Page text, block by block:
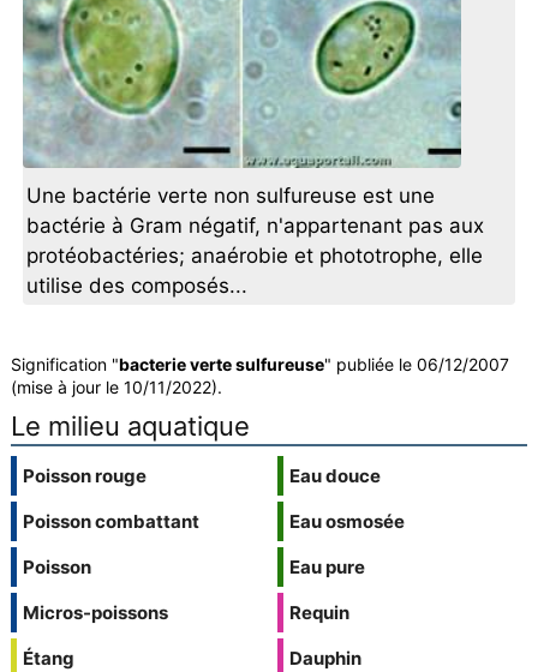
Une bactérie verte non sulfureuse est une
bactérie à Gram négatif, n'appartenant pas aux
protéobactéries; anaérobie et phototrophe, elle
utilise des composés...
Signification "bacterie verte sulfureuse" publiée le 06/12/2007
(mise à jour le 10/11/2022).
Le milieu aquatique
Poisson rouge
Poisson combattant
Poisson
Micros-poissons
Étang
Eau douce
Eau osmosée
Eau pure
Requin
Dauphin